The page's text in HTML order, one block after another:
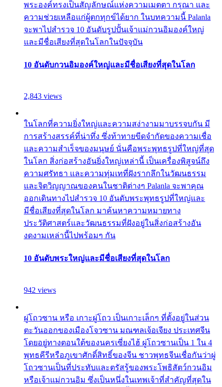
พระองค์ทรงเป็นสัญลักษณ์แห่งความเมตตา กรุณา และ
ความช่วยเหลือแก่ผู้ตกทุกข์ได้ยาก ในบทความนี้ Palanla
จะพาไปสำรวจ 10 อันดับรูปปั้นเจ้าแม่กวนอิมองค์ใหญ่
และมีชื่อเสียงที่สุดในโลกในปัจจุบัน
10 อันดับกวนอิมองค์ใหญ่และมีชื่อเสียงที่สุดในโลก
2,843 views
ในโลกที่ความยิ่งใหญ่และความสง่างามมาบรรจบกัน มี
การสร้างสรรค์ที่น่าทึ่ง ซึ่งท้าทายขีดจำกัดของความเชื่อ
และความสำเร็จของมนุษย์ นั่นคือพระพุทธรูปที่ใหญ่ที่สุด
ในโลก สิ่งก่อสร้างอันยิ่งใหญ่เหล่านี้ เป็นเครื่องพิสูจน์ถึง
ความศรัทธา และความทุ่มเทที่ฝังรากลึกในวัฒนธรรม
และจิตวิญญาณของคนในชาติต่างๆ Palanla จะพาคุณ
ออกเดินทางไปสำรวจ 10 อันดับพระพุทธรูปที่ใหญ่และ
มีชื่อเสียงที่สุดในโลก มาค้นหาความหมายทาง
ประวัติศาสตร์และวัฒนธรรมที่ฝังอยู่ในสิ่งก่อสร้างอัน
งดงามเหล่านี้ไปพร้อมๆ กัน
10 อันดับพระใหญ่และมีชื่อเสียงที่สุดในโลก
942 views
ผู่โถวซาน หรือ เกาะผู่โถว เป็นเกาะเล็กๆ ที่ตั้งอยู่ในส่วน
ตะวันออกของเมืองโจวซาน มณฑลเจ้อเจียง ประเทศจีน
โดยอยู่ทางตอนใต้ของนครเซี่ยงไฮ้ ผู่โถวซานเป็น 1 ใน 4
พุทธคีรีหรือภูเขาศักดิ์สิทธิ์ของจีน ชาวพุทธจีนเชื่อกันว่าผู่
โถวซานเป็นที่ประทับและตรัสรู้ของพระโพธิสัตว์กวนอิม
หรือเจ้าแม่กวนอิม ซึ่งเป็นหนึ่งในเทพเจ้าที่สำคัญที่สุดใน